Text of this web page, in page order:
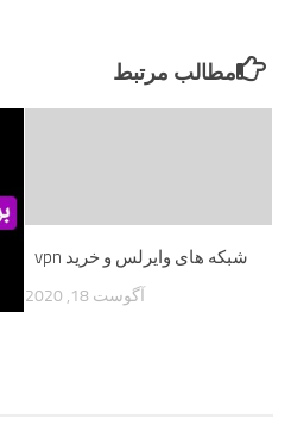
مطالب مرتبط
شبکه های وایرلس و خرید vpn
آگوست 18, 2020